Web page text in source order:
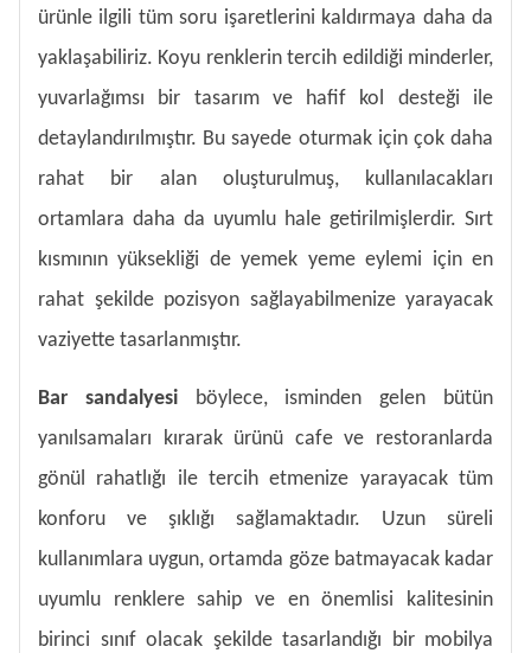
ürünle ilgili tüm soru işaretlerini kaldırmaya daha da
yaklaşabiliriz. Koyu renklerin tercih edildiği minderler,
yuvarlağımsı bir tasarım ve hafif kol desteği ile
detaylandırılmıştır. Bu sayede oturmak için çok daha
rahat bir alan oluşturulmuş, kullanılacakları
ortamlara daha da uyumlu hale getirilmişlerdir. Sırt
kısmının yüksekliği de yemek yeme eylemi için en
rahat şekilde pozisyon sağlayabilmenize yarayacak
vaziyette tasarlanmıştır.
Bar sandalyesi böylece, isminden gelen bütün
yanılsamaları kırarak ürünü cafe ve restoranlarda
gönül rahatlığı ile tercih etmenize yarayacak tüm
konforu ve şıklığı sağlamaktadır. Uzun süreli
kullanımlara uygun, ortamda göze batmayacak kadar
uyumlu renklere sahip ve en önemlisi kalitesinin
birinci sınıf olacak şekilde tasarlandığı bir mobilya